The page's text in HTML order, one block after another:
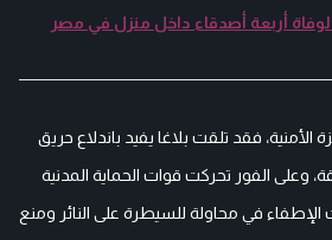
أربعة أصدقاء داخل منزل في مصر
فقد تلقت بلاغا يفيد باندلاع حريق
وعلى الفور تحركت قوات الحماية المدنية
في محاولة للسيطرة على النائر ومنع